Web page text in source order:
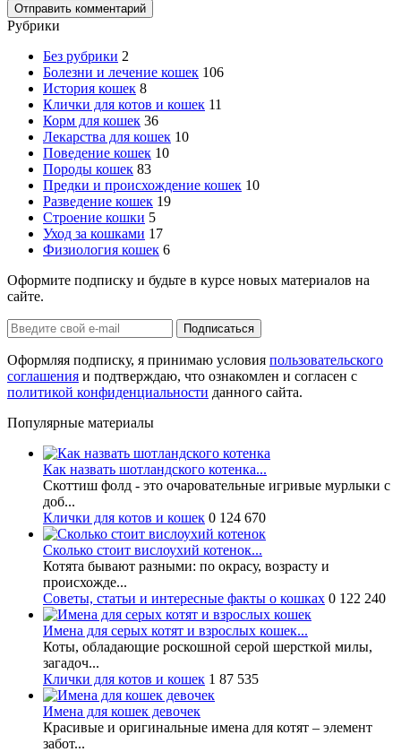
Рубрики
Без рубрики 2
Болезни и лечение кошек 106
История кошек 8
Клички для котов и кошек 11
Корм для кошек 36
Лекарства для кошек 10
Поведение кошек 10
Породы кошек 83
Предки и происхождение кошек 10
Разведение кошек 19
Строение кошки 5
Уход за кошками 17
Физиология кошек 6
Оформите подписку и будьте в курсе новых материалов на
сайте.
Оформляя подписку, я принимаю условия пользовательского
соглашения и подтверждаю, что ознакомлен и согласен с
политикой конфиденциальности данного сайта.
Популярные материалы
Как назвать шотландского котенка...
Скоттиш фолд - это очаровательные игривые мурлыки с
доб...
Клички для котов и кошек 0 124 670
Сколько стоит вислоухий котенок...
Котята бывают разными: по окрасу, возрасту и
происхожде...
Советы, статьи и интересные факты о кошках 0 122 240
Имена для серых котят и взрослых кошек...
Коты, обладающие роскошной серой шерсткой милы,
загадоч...
Клички для котов и кошек 1 87 535
Имена для кошек девочек
Красивые и оригинальные имена для котят – элемент
забот...